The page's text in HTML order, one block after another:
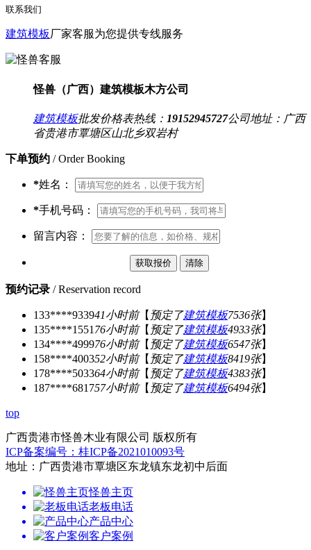
联系我们
建筑模板厂家客服为您提供专线服务
怪兽（广西）建筑模板木方公司
建筑模板批发价格表热线： 19152945727公司地址： 广西
省贵港市覃塘区山北乡双岩村
下单预约 / Order Booking
*姓名：
*手机号码：
留言内容：
预约记录 / Reservation record
133****933941小时前【 预定了建筑模板7536张】
135****1551 76小时前【 预定了建筑模板4933张】
134****499976小时前【 预定了建筑模板6547张】
158****400352小时前【 预定了建筑模板8419张】
178****503364小时前【 预定了建筑模板4383张】
187****681757小时前【 预定了建筑模板6494张】
top
广西贵港市怪兽木业有限公司 版权所有
ICP备案编号：桂ICP备2021010093号
地址：广西贵港市覃塘区东龙镇东龙初中后面
怪兽主页
老板电话
产品中心
客户案例